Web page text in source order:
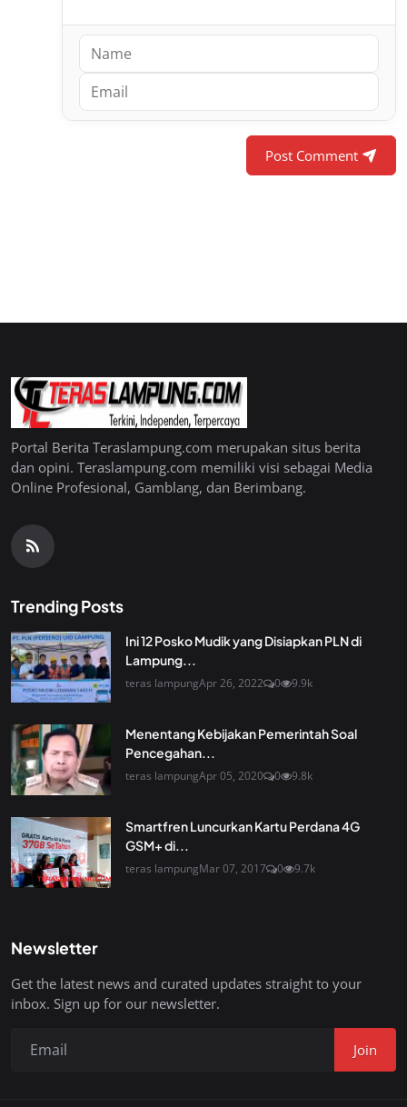
Post Comment
Portal Berita Teraslampung.com merupakan situs berita
dan opini. Teraslampung.com memiliki visi sebagai Media
Online Profesional, Gamblang, dan Berimbang.
Trending Posts
Ini 12 Posko Mudik yang Disiapkan PLN di
Lampung...
teras lampungApr 26, 2022 0 9.9k
Menentang Kebijakan Pemerintah Soal
Pencegahan...
teras lampungApr 05, 2020 0 9.8k
Smartfren Luncurkan Kartu Perdana 4G
GSM+ di...
teras lampungMar 07, 2017 0 9.7k
Newsletter
Get the latest news and curated updates straight to your
inbox. Sign up for our newsletter.
Join